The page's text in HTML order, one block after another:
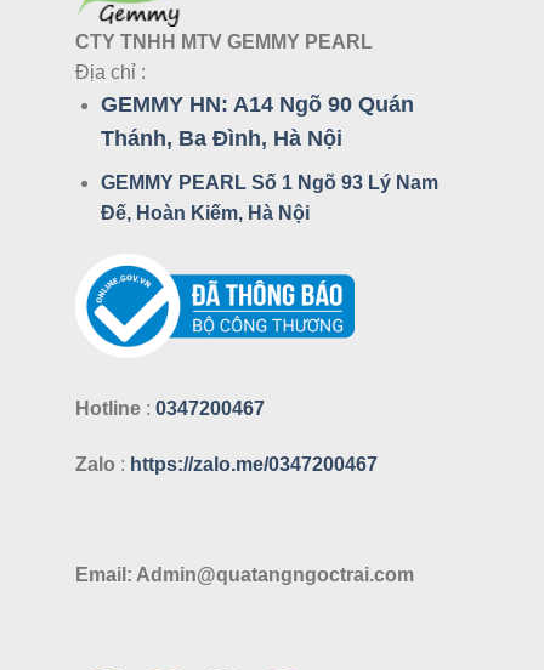
CTY TNHH MTV GEMMY PEARL
Địa chỉ :
GEMMY HN: A14 Ngõ 90 Quán
Thánh, Ba Đình, Hà Nội
GEMMY PEARL Số 1 Ngõ 93 Lý Nam
Đế, Hoàn Kiếm, Hà Nội
Hotline : 0347200467
Zalo : https://zalo.me/0347200467
Email: Admin@quatangngoctrai.com